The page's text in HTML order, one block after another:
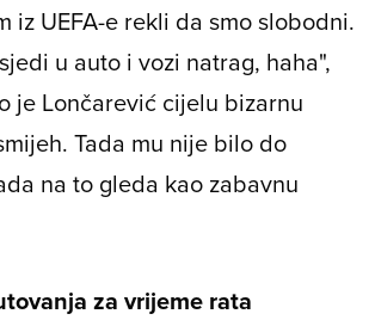
iz UEFA-e rekli da smo slobodni.
u auto i vozi natrag, haha",
je Lončarević cijelu bizarnu
Tada mu nije bilo do
na to gleda kao zabavnu
za vrijeme rata